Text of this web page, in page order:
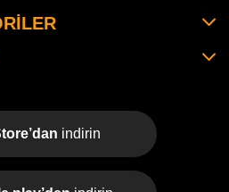
indirin